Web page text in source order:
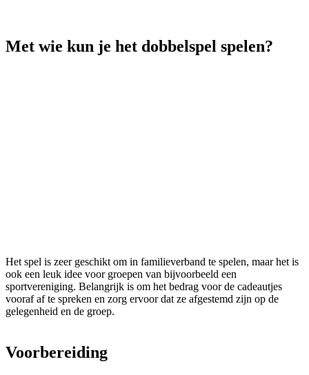
Met wie kun je het dobbelspel spelen?
Het spel is zeer geschikt om in familieverband te spelen, maar het is
ook een leuk idee voor groepen van bijvoorbeeld een
sportvereniging. Belangrijk is om het bedrag voor de cadeautjes
vooraf af te spreken en zorg ervoor dat ze afgestemd zijn op de
gelegenheid en de groep.
Voorbereiding